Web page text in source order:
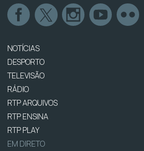
NOTÍCIAS
DESPORTO
TELEVISÃO
RÁDIO
RTP ARQUIVOS
RTP ENSINA
RTP PLAY
EM DIRETO